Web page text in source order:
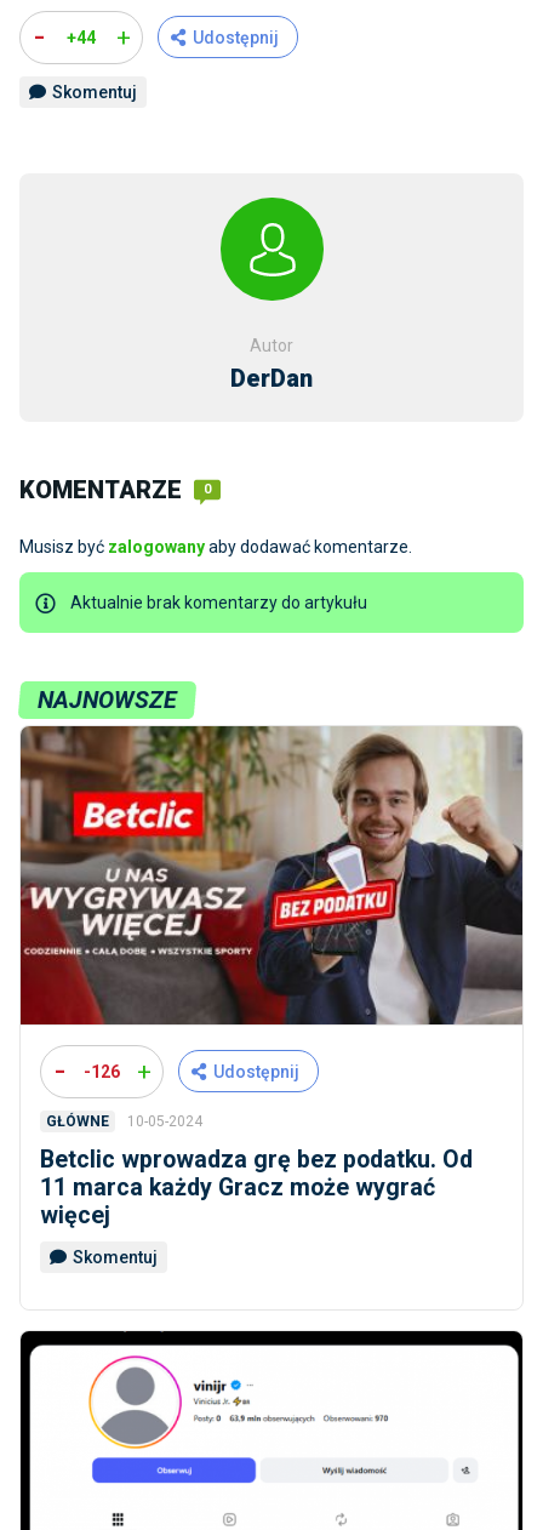
- +44 + Udostępnij
Skomentuj
Autor
DerDan
KOMENTARZE 0
Musisz być zalogowanyaby dodawać komentarze.
Aktualnie brak komentarzy do artykułu
NAJNOWSZE
- -126 + Udostępnij
GŁÓWNE 10-05-2024
Betclic wprowadza grę bez podatku. Od
11 marca każdy Gracz może wygrać
więcej
Skomentuj